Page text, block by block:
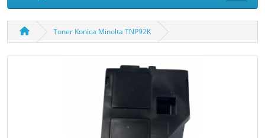
Toner Konica Minolta TNP92K